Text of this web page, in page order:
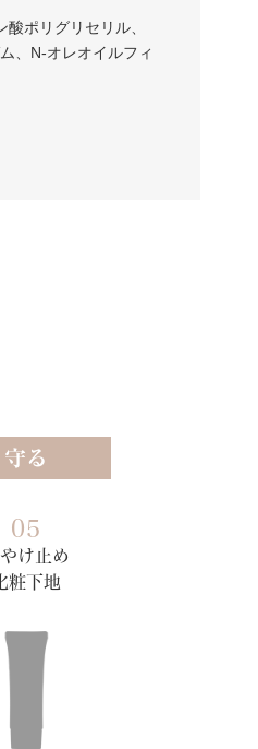
ポリグリセリル、
、N-オレオイルフィ
守る
05
やけ止め
粧下地